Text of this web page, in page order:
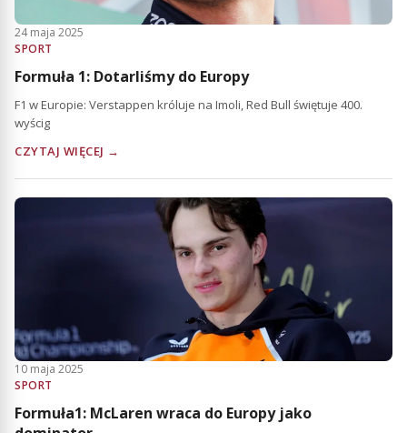
24 maja 2025
SPORT
Formuła 1: Dotarliśmy do Europy
F1 w Europie: Verstappen króluje na Imoli, Red Bull świętuje 400.
wyścig
CZYTAJ WIĘCEJ →
10 maja 2025
SPORT
Formuła1: McLaren wraca do Europy jako